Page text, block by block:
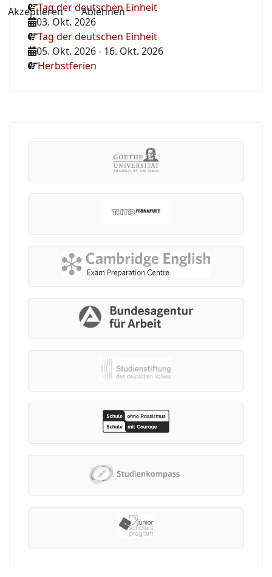
Tag der deutschen Einheit
03. Okt. 2026
Tag der deutschen Einheit
05. Okt. 2026- 16. Okt. 2026
Herbstferien
Akzeptieren
Ablehnen